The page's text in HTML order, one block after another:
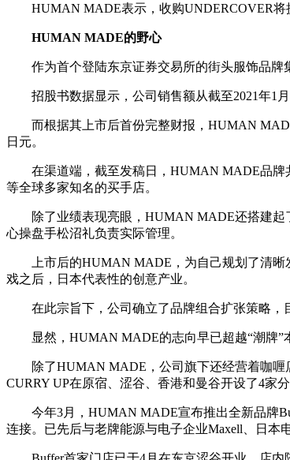
HUMAN MADE表示，收购UNDERCOVER将
HUMAN MADE的野心
作为首个登陆东京证券交易所的街头服饰品牌
招股书数据显示，公司销售额从截至2021年1
而根据其上市后首份完整财报，HUMAN
日元。
在渠道端，截至发稿日，HUMAN MADE品牌
等全球多家知名的买手店。
除了业绩表现亮眼，HUMAN MADE还搭建起
心操盘手松沼礼负责实际管理。
上市后的HUMAN MADE，为自己规划了清
戏之后，日本代表性的创意产业。
在此宗旨下，公司确立了品牌组合扩张策略，
显然，HUMAN MADE的志向早已超越“潮牌
除了HUMAN MADE，公司旗下还经营着咖喱
CURRY UP在原宿、涩谷、香港和曼谷开设了4家分
今年3月，HUMAN MADE宣布推出全新品牌
连接。已先后与老牌能源与电子企业Maxell、日本